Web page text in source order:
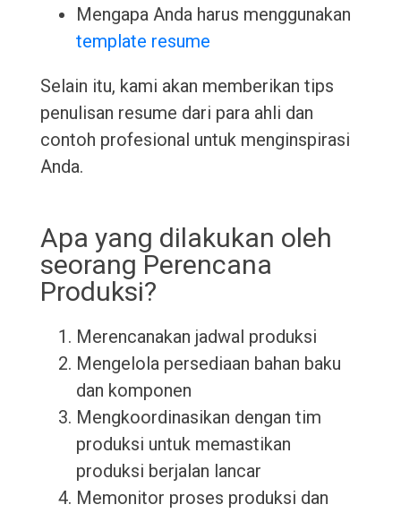
Mengapa Anda harus menggunakan
template resume
Selain itu, kami akan memberikan tips
penulisan resume dari para ahli dan
contoh profesional untuk menginspirasi
Anda.
Apa yang dilakukan oleh
seorang Perencana
Produksi?
Merencanakan jadwal produksi
Mengelola persediaan bahan baku
dan komponen
Mengkoordinasikan dengan tim
produksi untuk memastikan
produksi berjalan lancar
Memonitor proses produksi dan